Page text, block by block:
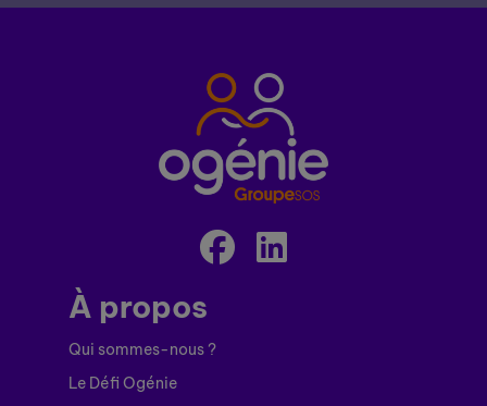
À propos
Qui sommes-nous ?
Le Défi Ogénie